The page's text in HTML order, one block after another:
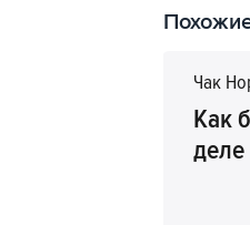
15 34:50
37:20
Чак
Как
деле